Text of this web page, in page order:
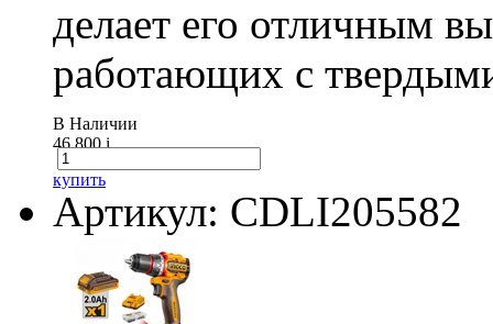
делает его отличным
работающих с
В Наличии
46 800i
купить
Артикул: CDLI205582